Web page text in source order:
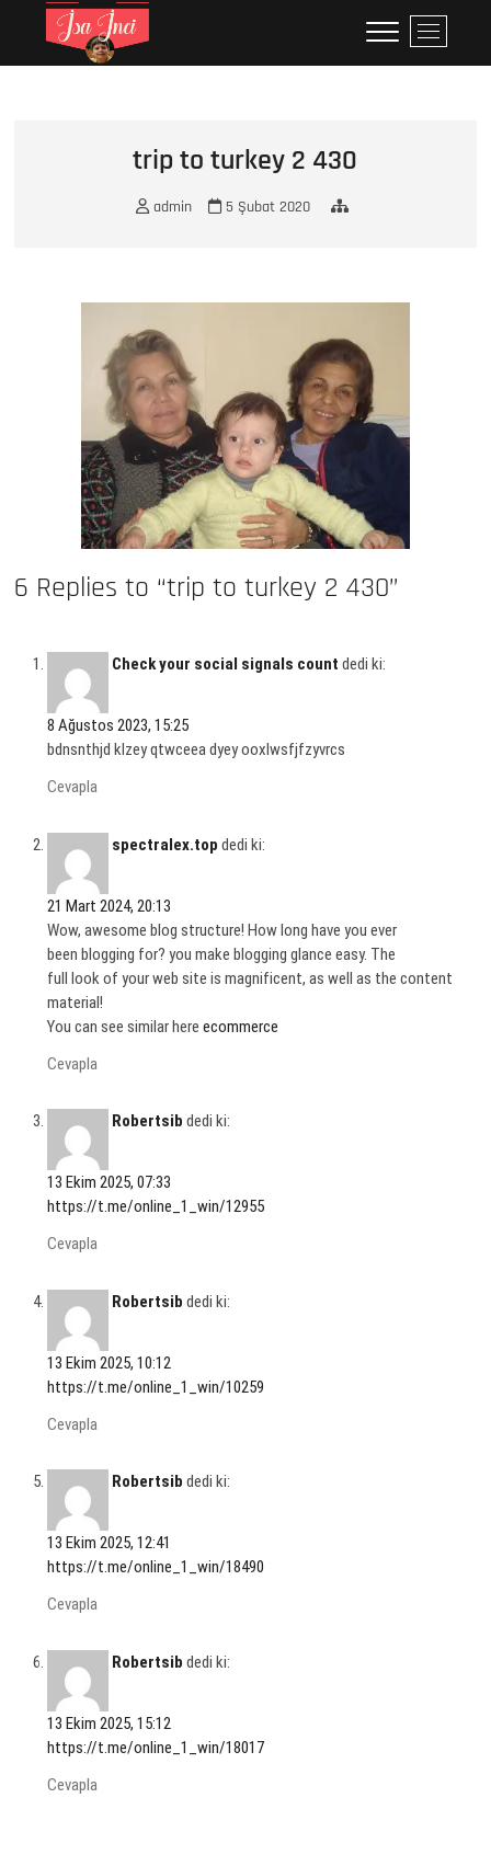
M
e
trip to turkey 2 430
admin 5 Şubat 2020
6 Replies to “trip to turkey 2 430”
Check your social signals count dedi ki:
8 Ağustos 2023, 15:25
bdnsnthjd klzey qtwceea dyey ooxlwsfjfzyvrcs
Cevapla
spectralex.top dedi ki:
21 Mart 2024, 20:13
Wow, awesome blog structure! How long have you ever
been blogging for? you make blogging glance easy. The
full look of your web site is magnificent, as well as the content
material!
You can see similar hereecommerce
Cevapla
Robertsib dedi ki:
13 Ekim 2025, 07:33
https://t.me/online_1_win/12955
Cevapla
Robertsib dedi ki:
13 Ekim 2025, 10:12
https://t.me/online_1_win/10259
Cevapla
Robertsib dedi ki:
13 Ekim 2025, 12:41
https://t.me/online_1_win/18490
Cevapla
Robertsib dedi ki:
13 Ekim 2025, 15:12
https://t.me/online_1_win/18017
Cevapla